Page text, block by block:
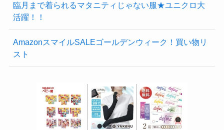
臨月まで着られるマタニティじゃない服★ユニクロ大
活躍！！
AmazonスマイルSALEゴールデンウィーク！買い物リ
スト